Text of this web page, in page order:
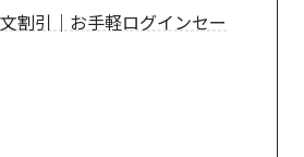
割引｜お手軽ログインセー